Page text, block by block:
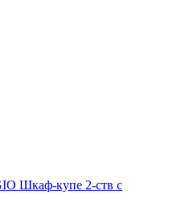
Шкаф-купе 2-ств c